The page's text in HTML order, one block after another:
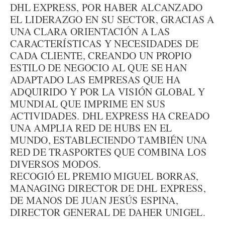
DHL EXPRESS, POR HABER ALCANZADO
EL LIDERAZGO EN SU SECTOR, GRACIAS A
UNA CLARA ORIENTACIÓN A LAS
CARACTERÍSTICAS Y NECESIDADES DE
CADA CLIENTE, CREANDO UN PROPIO
ESTILO DE NEGOCIO AL QUE SE HAN
ADAPTADO LAS EMPRESAS QUE HA
ADQUIRIDO Y POR LA VISIÓN GLOBAL Y
MUNDIAL QUE IMPRIME EN SUS
ACTIVIDADES. DHL EXPRESS HA CREADO
UNA AMPLIA RED DE HUBS EN EL
MUNDO, ESTABLECIENDO TAMBIÉN UNA
RED DE TRASPORTES QUE COMBINA LOS
DIVERSOS MODOS.
RECOGIÓ EL PREMIO MIGUEL BORRAS,
MANAGING DIRECTOR DE DHL EXPRESS,
DE MANOS DE JUAN JESÚS ESPINA,
DIRECTOR GENERAL DE DAHER UNIGEL.